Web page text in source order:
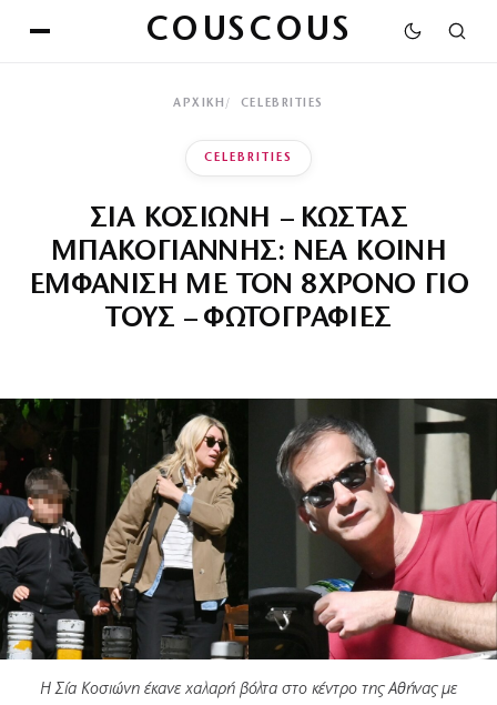
COUSCOUS
ΑΡΧΙΚΉ CELEBRITIES
CELEBRITIES
ΣΙΑ ΚΟΣΙΩΝΗ – ΚΩΣΤΑΣ
ΜΠΑΚΟΓΙΑΝΝΗΣ: ΝΕΑ ΚΟΙΝΗ
ΕΜΦΑΝΙΣΗ ΜΕ ΤΟΝ 8ΧΡΟΝΟ ΓΙΟ
ΤΟΥΣ – ΦΩΤΟΓΡΑΦΙΕΣ
Η Σία Κοσιώνη έκανε χαλαρή βόλτα στο κέντρο της Αθήνας με